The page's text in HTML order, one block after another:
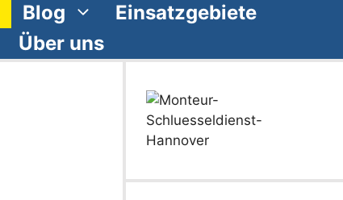
Blog
Einsatzgebiete
Über uns